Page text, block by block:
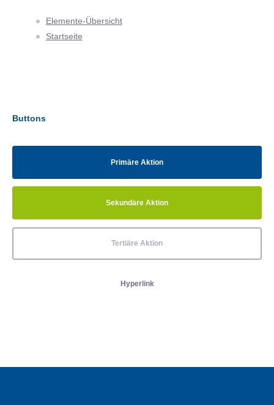
Elemente-Übersicht
Startseite
Buttons
Primäre Aktion
Sekundäre Aktion
Tertiäre Aktion
Hyperlink